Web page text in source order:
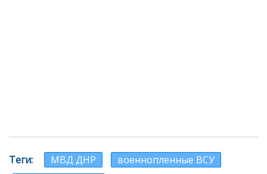
Теги МВД ДНР
военнопленные ВСУ